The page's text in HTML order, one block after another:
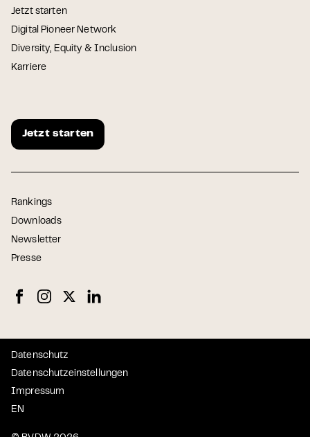
Jetzt starten
Digital Pioneer Network
Diversity, Equity & Inclusion
Karriere
Jetzt starten
Rankings
Downloads
Newsletter
Presse
Datenschutz
Datenschutzeinstellungen
Impressum
EN